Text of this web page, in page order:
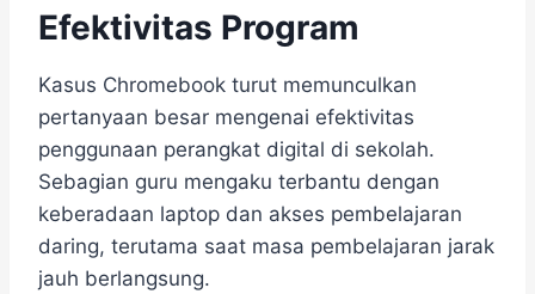
Efektivitas Program
Kasus Chromebook turut memunculkan
pertanyaan besar mengenai efektivitas
penggunaan perangkat digital di sekolah.
Sebagian guru mengaku terbantu dengan
keberadaan laptop dan akses pembelajaran
daring, terutama saat masa pembelajaran jarak
jauh berlangsung.